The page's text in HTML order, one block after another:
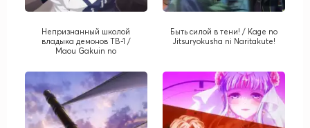
Непризнанный школой
владыка демонов ТВ-1 /
Maou Gakuin no
no Maou no Shiso, Tensei
Shite Shison-tachi no Gakkou
e Kayou TV-1
Быть силой в тени! / Kage no
Jitsuryokusha ni Naritakute!